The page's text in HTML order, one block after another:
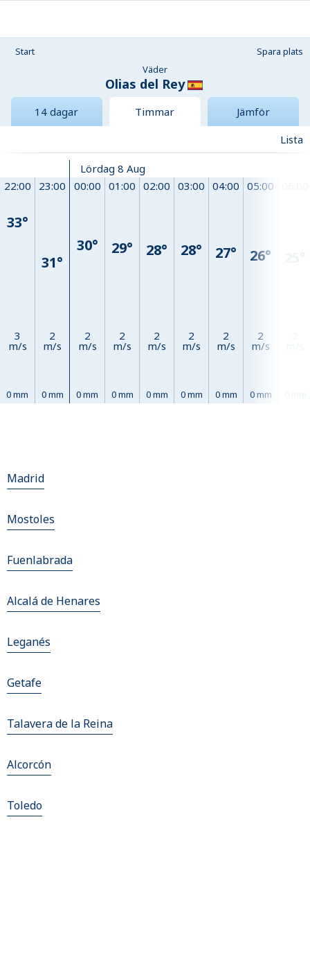
Start
Spara plats
Väder
Olias del Rey
14 dagar Timmar
Jämför
Lista
22:00
33°
3
m/s
0 mm
23:00
31°
2
m/s
0 mm
Lördag 8 Aug
00:00
30°
2
m/s
0 mm
01:00
29°
2
m/s
0 mm
02:00
28°
2
m/s
0 mm
03:00
28°
2
m/s
0 mm
04:00
27°
2
m/s
0 mm
05:00
26°
2
m/s
0 mm
Madrid
Mostoles
Fuenlabrada
Alcalá de Henares
Leganés
Getafe
Talavera de la Reina
Alcorcón
Toledo